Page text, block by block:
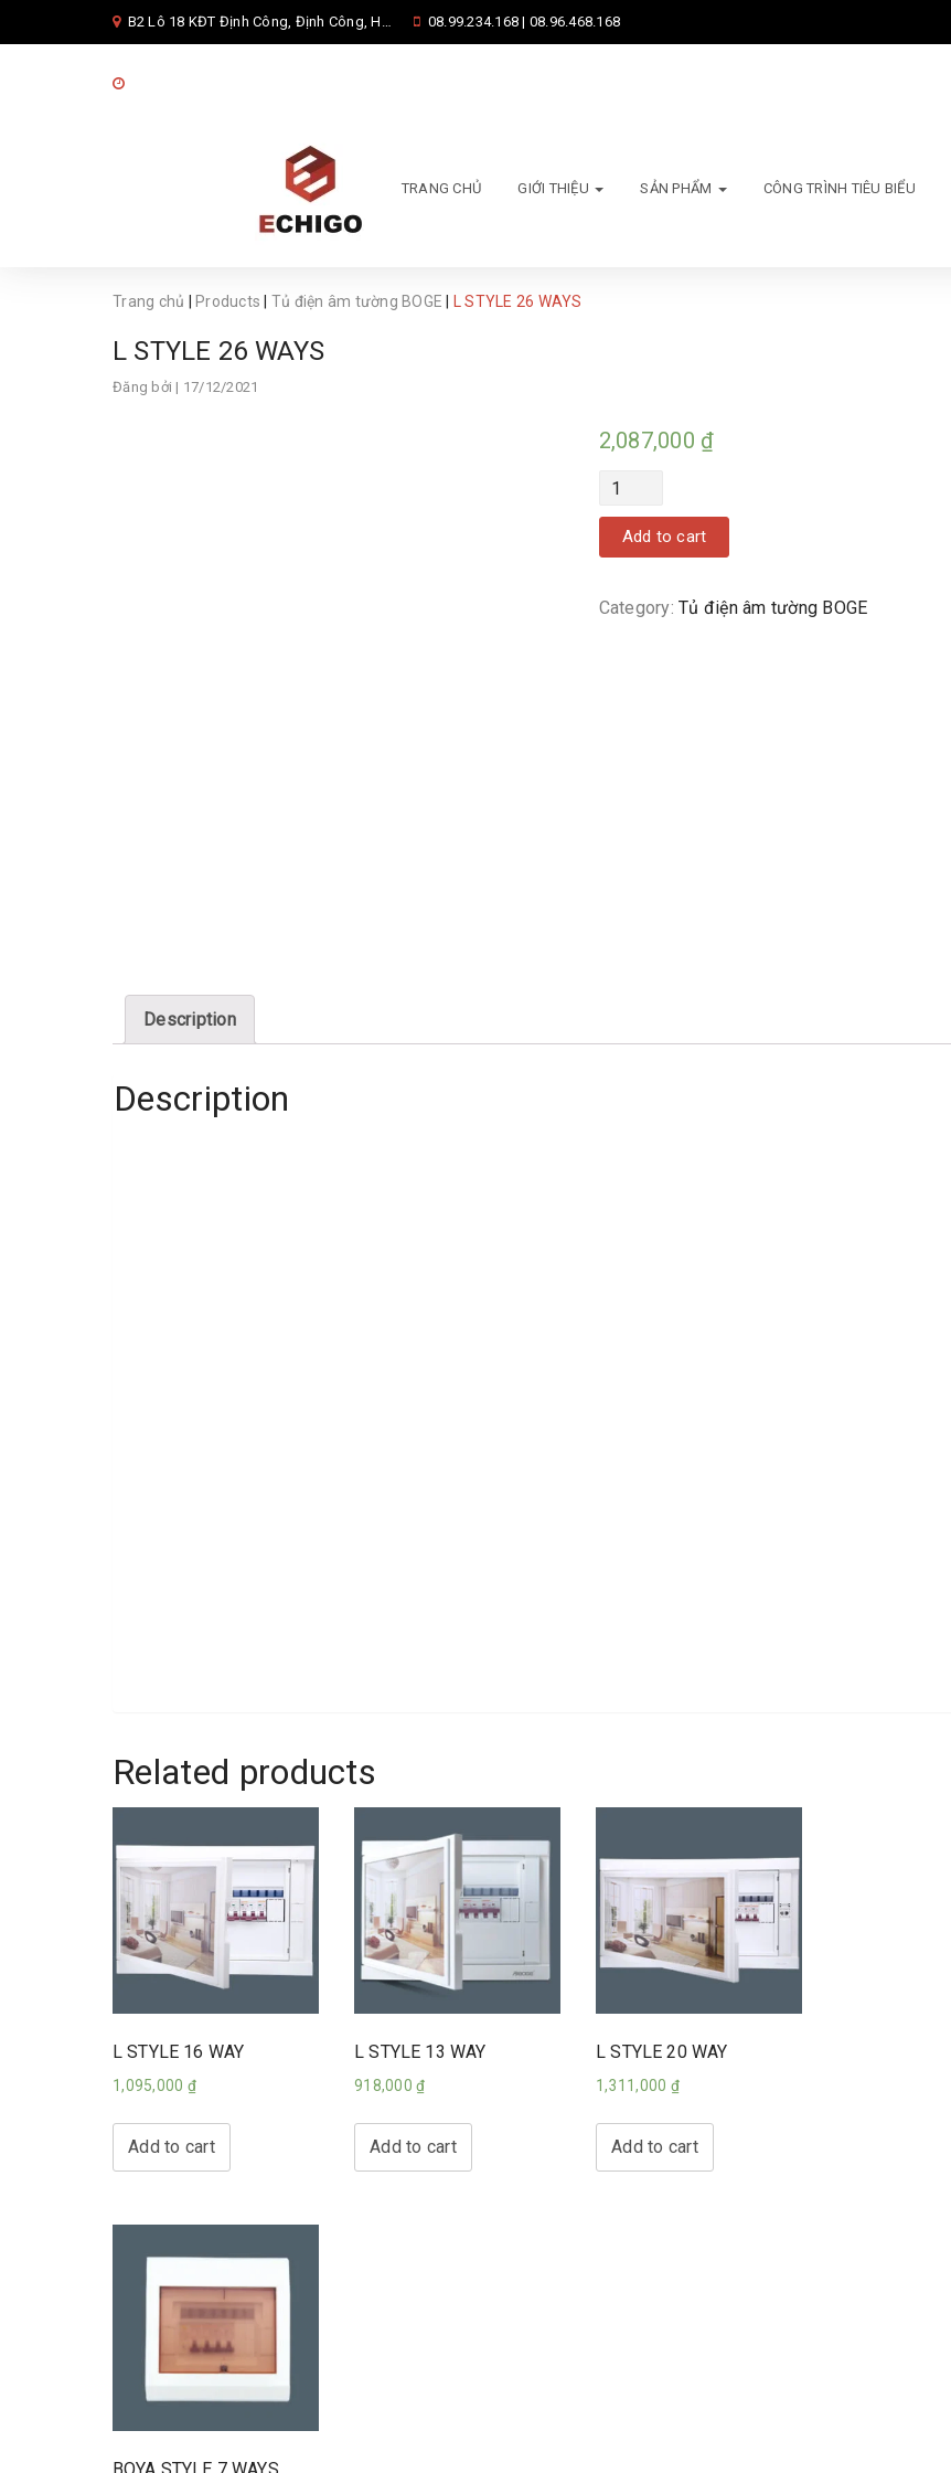
B2 Lô 18 KĐT Định Công, Định Công, Hoàng Mai, Hà Nội 08.99.234.168 | 08.96.468.168
TRANG CHỦ GIỚI THIỆU SẢN PHẨM CÔNG TRÌNH TIÊU BIỂU
Trang chủ Products Tủ điện âm tường BOGE L STYLE 26 WAYS
L STYLE 26 WAYS
Đăng bởi | 17/12/2021
2,087,000 ₫
Quantity
Add to cart
Category:Tủ điện âm tường BOGE
Description
Description
Related products
L STYLE 16 WAY
1,095,000 ₫
Add to cart
L STYLE 13 WAY
918,000₫
Add to cart
L STYLE 20 WAY
1,311,000 ₫
Add to cart